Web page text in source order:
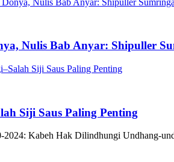
Nulis Bab Anyar: Shipuller
Siji Saus Paling Penting
Kabeh Hak Dilindhungi Undhang-